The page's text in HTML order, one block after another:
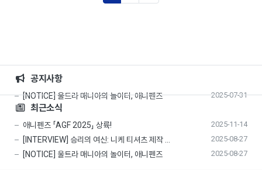
공지사항
[NOTICE] 울트라 매니아의 놀이터, 애니펜즈 2025-07-31
최근소식
애니펜즈 「AGF 2025」 상륙! 2025-11-14
[INTERVIEW] 승리의 여신: 니케 티셔츠 제작 … 2025-08-27
[NOTICE] 울트라 매니아의 놀이터, 애니펜즈 2025-08-27